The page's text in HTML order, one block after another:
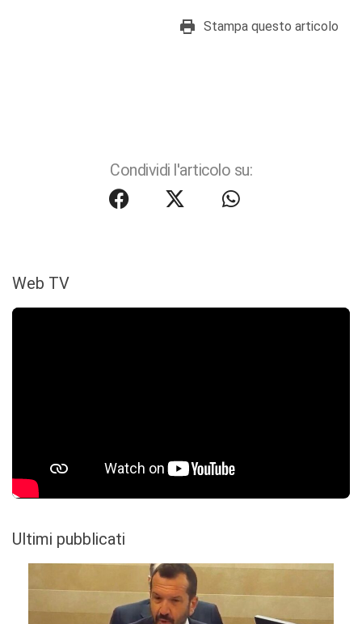
Stampa questo articolo
Condividi l'articolo su:
Web TV
Ultimi pubblicati